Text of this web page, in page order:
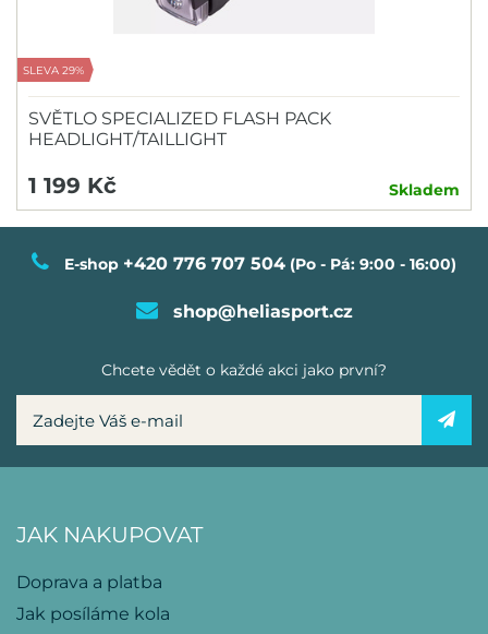
SLEVA 29%
SVĚTLO SPECIALIZED FLASH PACK
HEADLIGHT/TAILLIGHT
1 199 Kč Skladem
E-shop +420 776 707 504 (Po - Pá: 9:00 - 16:00)
shop@heliasport.cz
Chcete vědět o každé akci jako první?
JAK NAKUPOVAT
Doprava a platba
Jak posíláme kola